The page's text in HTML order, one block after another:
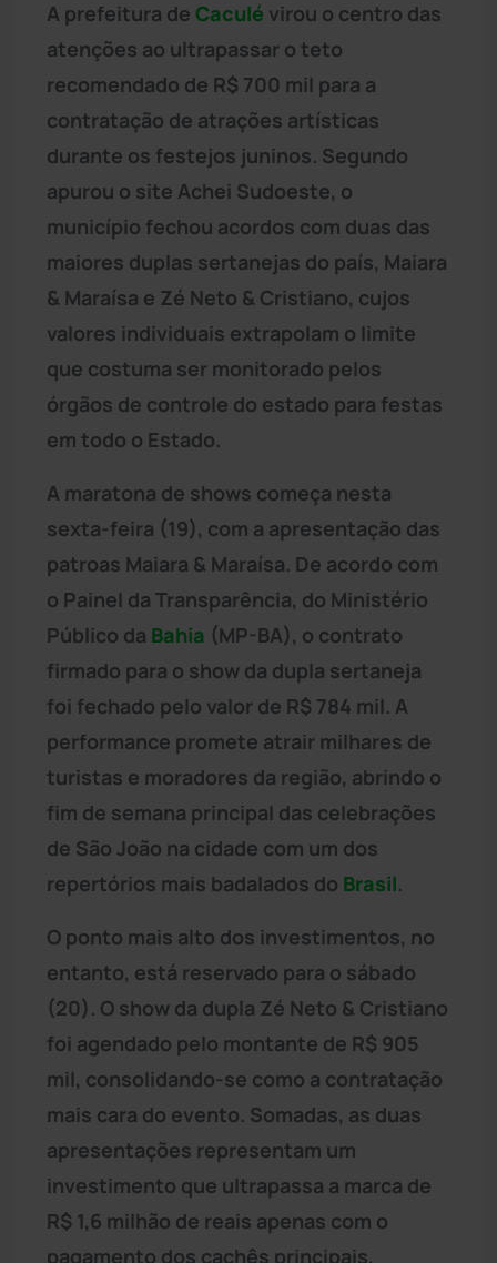
A prefeitura de Caculé virou o centro das
atenções ao ultrapassar o teto
recomendado de R$ 700 mil para a
contratação de atrações artísticas
durante os festejos juninos. Segundo
apurou o site Achei Sudoeste, o
município fechou acordos com duas das
maiores duplas sertanejas do país, Maiara
& Maraísa e Zé Neto & Cristiano, cujos
valores individuais extrapolam o limite
que costuma ser monitorado pelos
órgãos de controle do estado para festas
em todo o Estado.
A maratona de shows começa nesta
sexta-feira (19), com a apresentação das
patroas Maiara & Maraísa. De acordo com
o Painel da Transparência, do Ministério
Público da Bahia (MP-BA), o contrato
firmado para o show da dupla sertaneja
foi fechado pelo valor de R$ 784 mil. A
performance promete atrair milhares de
turistas e moradores da região, abrindo o
fim de semana principal das celebrações
de São João na cidade com um dos
repertórios mais badalados do Brasil.
O ponto mais alto dos investimentos, no
entanto, está reservado para o sábado
(20). O show da dupla Zé Neto & Cristiano
foi agendado pelo montante de R$ 905
mil, consolidando-se como a contratação
mais cara do evento. Somadas, as duas
apresentações representam um
investimento que ultrapassa a marca de
R$ 1,6 milhão de reais apenas com o
pagamento dos cachês principais,